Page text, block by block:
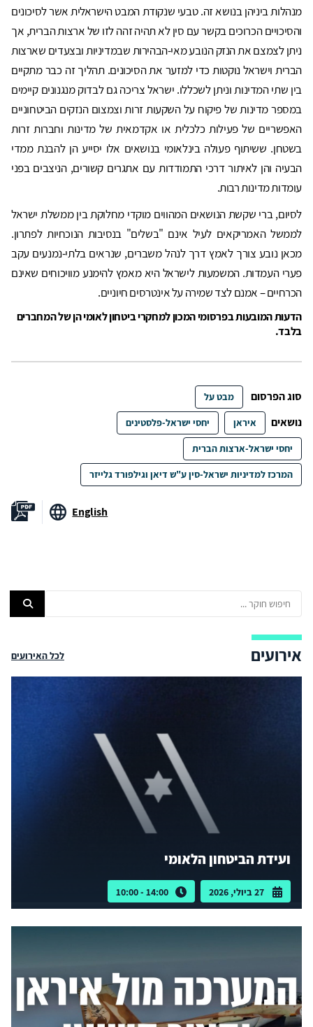
מנהלות ביניהן בנושא זה. טבעי שנקודת המבט הישראלית אשר לסיכונים
והסיכויים הכרוכים בקשר עם סין לא תהיה זהה לזו של ארצות הברית, אך
ניתן לצמצם את הנזק הנובע מאי-הבהירות שבמדיניות ובצעדים שארצות
הברית וישראל נוקטות כדי למזער את הסיכונים. תהליך זה כבר מתקיים
בין שתי המדינות וניתן לשכללו. ישראל צריכה גם לבדוק מנגנונים קיימים
במספר מדינות של פיקוח על השקעות זרות וצמצום הנזקים הביטחוניים
האפשריים של פעילות כלכלית או אקדמאית של מדינות וחברות זרות
בשטחן. ששיתוף פעולה בינלאומי בנושאים אלו יסייע הן להבנת ממדי
הבעיה והן לאיתור דרכי התמודדות עם אתגרים קשורים, הניצבים בפני
עומדות מדינות רבות.
לסיום, ברי שקשת הנושאים המהווים מוקדי מחלוקת בין ממשלת ישראל
לממשל האמריקאים לעיל אינם "בשלים" בנסיבות הנוכחיות לפתרון.
מכאן נובע צורך לאמץ דרך לנהל משברים, שנראים בלתי-נמנעים עקב
פערי העמדות. המשמעות לישראל היא מאמץ להימנע מוויכוחים שאינם
הכרחיים – אמנם לצד שמירה על אינטרסים חיוניים.
הדעות המובעות בפרסומי המכון למחקרי ביטחון לאומי הן של המחברים
בלבד.
סוג הפרסום מבט על
נושאים איראן יחסי ישראל-פלסטינים
יחסי ישראל-ארצות הברית
המרכז למדיניות ישראל-סין ע"ש דיאן וגילפורד גלייזר
English
אירועים לכל האירועים
ועידת הביטחון הלאומי
27 ביולי, 2026 14:00 - 10:00